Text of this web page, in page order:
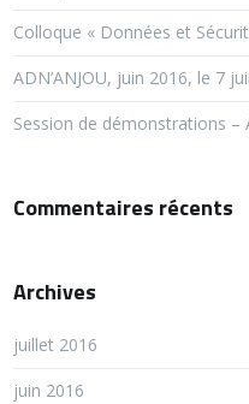
Colloque « Données et
ADN’ANJOU, juin 2016, le 7
Session de démonstrations –
Commentaires récents
Archives
juillet 2016
juin 2016